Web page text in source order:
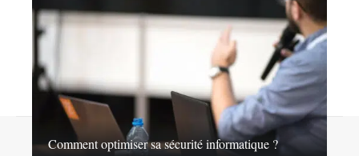
Comment optimiser sa sécurité informatique ?
Mentions légales Sitemap